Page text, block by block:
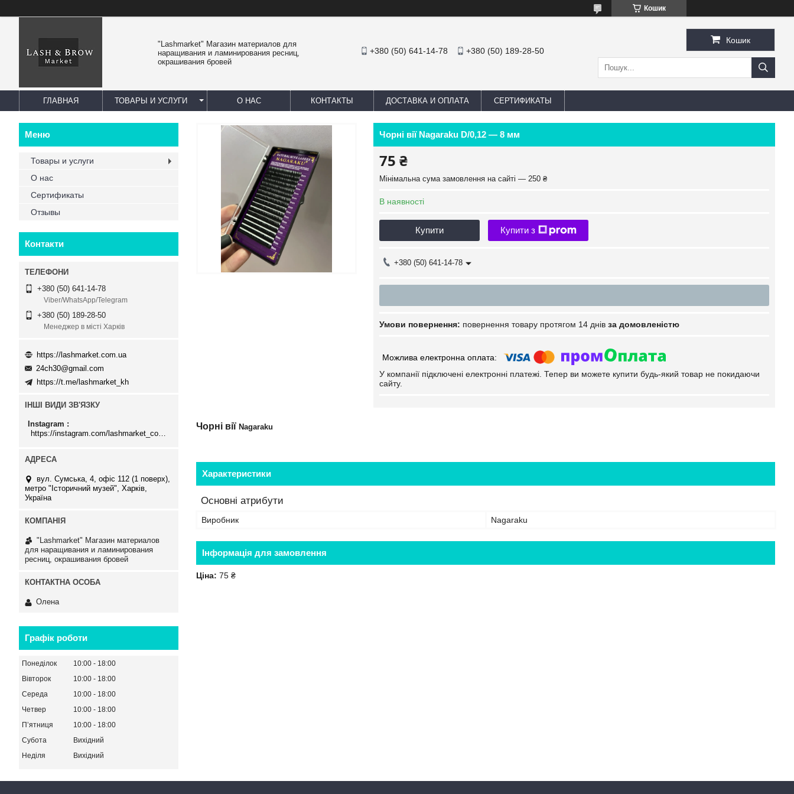
Кошик
"Lashmarket" Магазин материалов для
наращивания и ламинирования ресниц,
окрашивания бровей
+380 (50) 641-14-78 +380 (50) 189-28-50
Кошик
ГЛАВНАЯ ТОВАРЫ И УСЛУГИ О НАС КОНТАКТЫ ДОСТАВКА И ОПЛАТА СЕРТИФИКАТЫ
Чорні вії Nagaraku D/0,12 — 8 мм
75 ₴
Мінімальна сума замовлення на сайті — 250 ₴
В наявності
Купити Купити з
+380 (50) 641-14-78
повернення товару протягом 14 днів за домовленістю
У компанії підключені електронні платежі. Тепер ви можете купити будь-який товар не покидаючи
сайту.
Чорні вії Nagaraku
Характеристики
Основні атрибути
Виробник Nagaraku
Інформація для замовлення
Ціна: 75 ₴
Товары и услуги
О нас
Сертификаты
Отзывы
Контакти
+380 (50) 641-14-78
Viber/WhatsApp/Telegram
+380 (50) 189-28-50
Менеджер в місті Харків
https://lashmarket.com.ua
24ch30@gmail.com
https://t.me/lashmarket_kh
ІНШІ ВИДИ ЗВ'ЯЗКУ
Instagram
вул. Сумська, 4, офіс 112 (1 поверх),
метро "Історичний музей", Харків,
Україна
"Lashmarket" Магазин материалов
для наращивания и ламинирования
ресниц, окрашивания бровей
Олена
Графік роботи
Понеділок 10:00
18:00
Вівторок
10:00
18:00
Середа
10:00
18:00
Четвер
10:00
18:00
Пʼятниця
10:00
18:00
Субота
Вихідний
Неділя
Вихідний